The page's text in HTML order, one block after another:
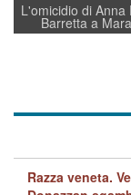
L'omicidio di Anna
Barretta a
indagini dei
quelle di...
Razza veneta.